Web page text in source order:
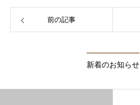
前の記事
新着のお知らせ